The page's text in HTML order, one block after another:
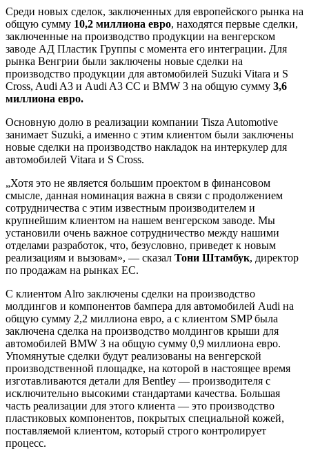
Среди новых сделок, заключенных для европейского рынка на
общую сумму 10,2 миллиона евро, находятся первые сделки,
заключенные на производство продукции на венгерском
заводе АД Пластик Группы с момента его интеграции. Для
рынка Венгрии были заключены новые сделки на
производство продукции для автомобилей Suzuki Vitara и S
Cross, Audi A3 и Audi A3 CC и BMW 3 на общую сумму 3,6
миллиона евро.
Основную долю в реализации компании Tisza Automotive
занимает Suzuki, а именно с этим клиентом были заключены
новые сделки на производство накладок на интеркулер для
автомобилей Vitara и S Cross.
„Хотя это не является большим проектом в финансовом
смысле, данная номинация важна в связи с продолжением
сотрудничества с этим известным производителем и
крупнейшим клиентом на нашем венгерском заводе. Мы
установили очень важное сотрудничество между нашими
отделами разработок, что, безусловно, приведет к новым
реализациям и вызовам», — сказал Тони Штамбук, директор
по продажам на рынках ЕС.
С клиентом Alro заключены сделки на производство
молдингов и компонентов бампера для автомобилей Audi на
общую сумму 2,2 миллиона евро, а с клиентом SMP была
заключена сделка на производство молдингов крыши для
автомобилей BMW 3 на общую сумму 0,9 миллиона евро.
Упомянутые сделки будут реализованы на венгерской
производственной площадке, на которой в настоящее время
изготавливаются детали для Bentley — производителя с
исключительно высокими стандартами качества. Большая
часть реализации для этого клиента — это производство
пластиковых компонентов, покрытых специальной кожей,
поставляемой клиентом, который строго контролирует
процесс.